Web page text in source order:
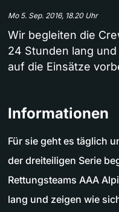
Mo 5. Sep. 2016, 18.20 Uhr
Wir begleiten die
24 Stunden lang
auf die Einsätze
Informationen
Für sie geht es täglich
der dreiteiligen Serie
Rettungsteams AAA
lang und zeigen wie